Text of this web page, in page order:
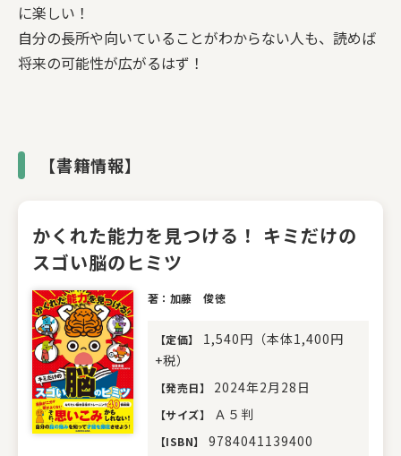
に楽しい！
自分の長所や向いていることがわからない人も、読めば
将来の可能性が広がるはず！
【書籍情報】
かくれた能力を見つける！ キミだけの
スゴい脳のヒミツ
著：加藤 俊徳
【定価】
1,540円（本体1,400円
+税）
【発売日】 2024年2月28日
【サイズ】 Ａ５判
【ISBN】 9784041139400